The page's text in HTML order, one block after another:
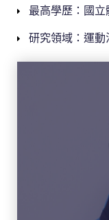
最高學歷：國
研究領域：運